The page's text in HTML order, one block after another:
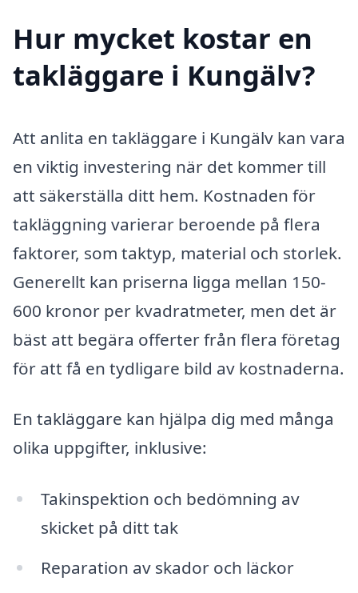
Hur mycket kostar en
takläggare i Kungälv?
Att anlita en takläggare i Kungälv kan vara
en viktig investering när det kommer till
att säkerställa ditt hem. Kostnaden för
takläggning varierar beroende på flera
faktorer, som taktyp, material och storlek.
Generellt kan priserna ligga mellan 150-
600 kronor per kvadratmeter, men det är
bäst att begära offerter från flera företag
för att få en tydligare bild av kostnaderna.
En takläggare kan hjälpa dig med många
olika uppgifter, inklusive:
Takinspektion och bedömning av
skicket på ditt tak
Reparation av skador och läckor